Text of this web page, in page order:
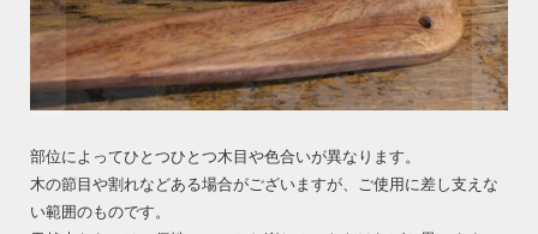
部位によってひとつひとつ木目や色合いが異なります。
木の節目や割れなどある場合がございますが、ご使用に差し支えな
い範囲のものです。